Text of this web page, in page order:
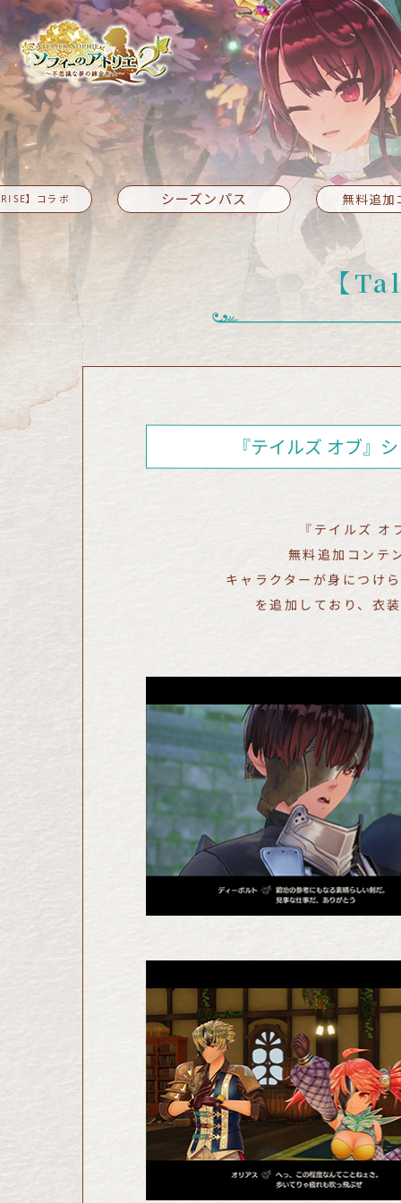
】コラボ シーズンパス 無料追加
【
『テイルズ オブ』
『テイルズ
無料追加コンテ
キャラクターが身につけ
を追加しており、衣